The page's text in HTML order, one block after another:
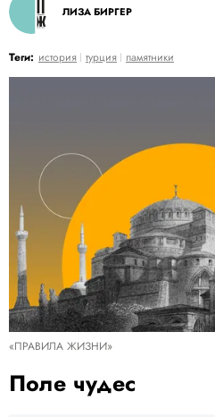
ЛИЗА БИРГЕР
Теги: история турция памятники
«ПРАВИЛА ЖИЗНИ»
Поле чудес